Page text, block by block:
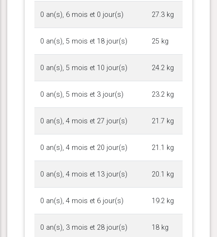
0 an(s), 6 mois et 0 jour(s) 27.3 kg
0 an(s), 5 mois et 18 jour(s) 25 kg
0 an(s), 5 mois et 10 jour(s) 24.2 kg
0 an(s), 5 mois et 3 jour(s) 23.2 kg
0 an(s), 4 mois et 27 jour(s) 21.7 kg
0 an(s), 4 mois et 20 jour(s) 21.1 kg
0 an(s), 4 mois et 13 jour(s) 20.1 kg
0 an(s), 4 mois et 6 jour(s) 19.2 kg
0 an(s), 3 mois et 28 jour(s) 18 kg